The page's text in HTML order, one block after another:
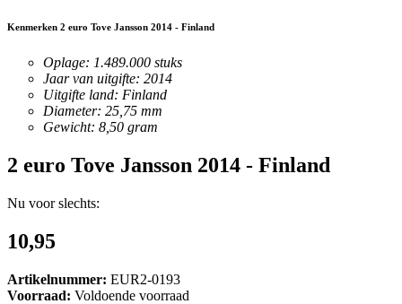
Kenmerken 2 euro Tove Jansson 2014 - Finland
Oplage: 1.489.000 stuks
Jaar van uitgifte: 2014
Uitgifte land: Finland
Diameter: 25,75 mm
Gewicht: 8,50 gram
2 euro Tove Jansson 2014 - Finland
Nu voor slechts:
10,95
Artikelnummer: EUR2-0193
Voorraad: Voldoende voorraad